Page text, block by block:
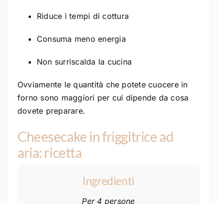
Riduce i tempi di cottura
Consuma meno energia
Non surriscalda la cucina
Ovviamente le quantità che potete cuocere in
forno sono maggiori per cui dipende da cosa
dovete preparare.
Cheesecake in friggitrice ad
aria: ricetta
Ingredienti
Per 4 persone